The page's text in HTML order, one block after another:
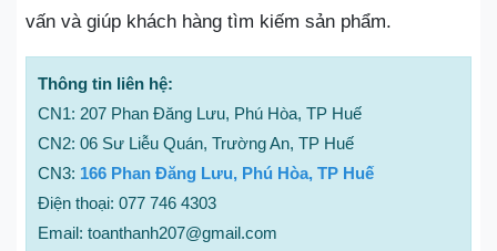
vấn và giúp khách hàng tìm kiếm sản phẩm.
Thông tin liên hệ:
CN1: 207 Phan Đăng Lưu, Phú Hòa, TP Huế
CN2: 06 Sư Liễu Quán, Trường An, TP Huế
CN3: 166 Phan Đăng Lưu, Phú Hòa, TP Huế
Điện thoại: 077 746 4303
Email: toanthanh207@gmail.com